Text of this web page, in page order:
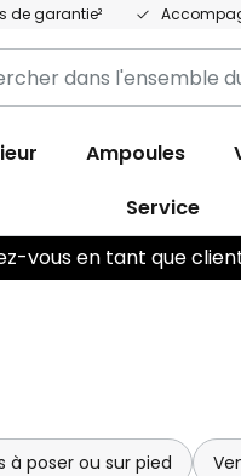
de garantie²
Ampoules
Service
vous en tant que
à poser ou sur pied